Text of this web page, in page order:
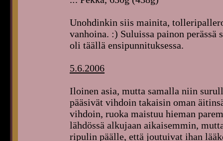
Unohdinkin siis mainita,
vanhoina. :) Suluissa painon
oli täällä ensipunnituksessa.
5.6.2006
Iloinen asia, mutta samalla niin
pääsivät vihdoin takaisin oman
vihdoin, ruoka maistuu hieman
lähdössä alkujaan aikaisemmin,
ripulin päälle, että joutuivat ihan